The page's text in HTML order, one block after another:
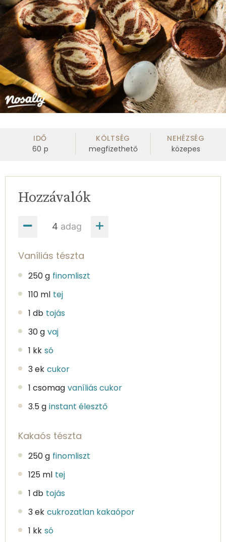
IDŐ
60 p
KÖLTSÉG
megfizethető
NEHÉZSÉG
közepes
adag
Hozzávalók
Vaníliás tészta
250 g finomliszt
110 ml tej
1 db tojás
30 g vaj
1 kk só
3 ek cukor
1 csomag vaníliás cukor
3.5 g instant élesztő
Kakaós tészta
250 g finomliszt
125 ml tej
1 db tojás
3 ek cukrozatlan kakaópor
1 kk só